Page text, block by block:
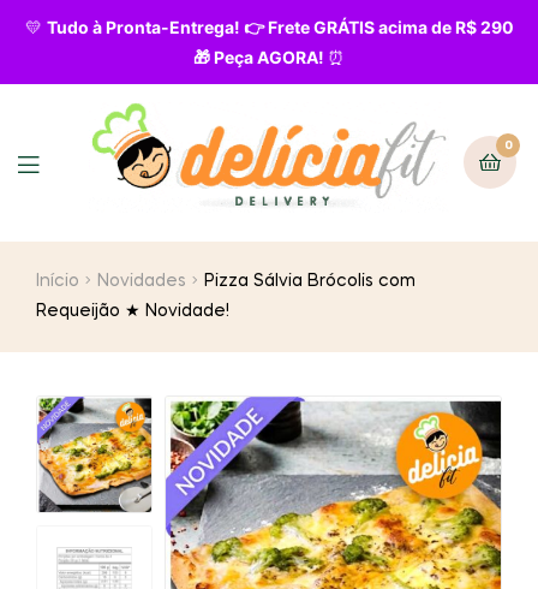
💛 Tudo à Pronta-Entrega! 👉 Frete GRÁTIS acima de R$ 290
🎁 Peça AGORA! ⏰
0
Início Novidades
Pizza Sálvia Brócolis com
Requeijão ★ Novidade!